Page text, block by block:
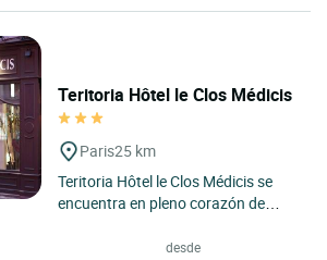
Teritoria Hôtel le Clos Médicis
Paris25 km
Teritoria Hôtel le Clos Médicis se
encuentra en pleno corazón de
distrito 5, donde...desde